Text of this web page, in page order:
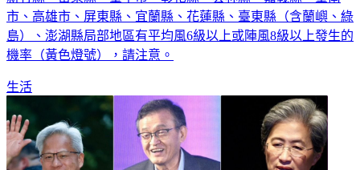
市、高雄市、屏東縣、宜蘭縣、花蓮縣、臺東縣（含蘭嶼、綠
島）、澎湖縣局部地區有平均風6級以上或陣風8級以上發生的
機率（黃色燈號），請注意。
生活